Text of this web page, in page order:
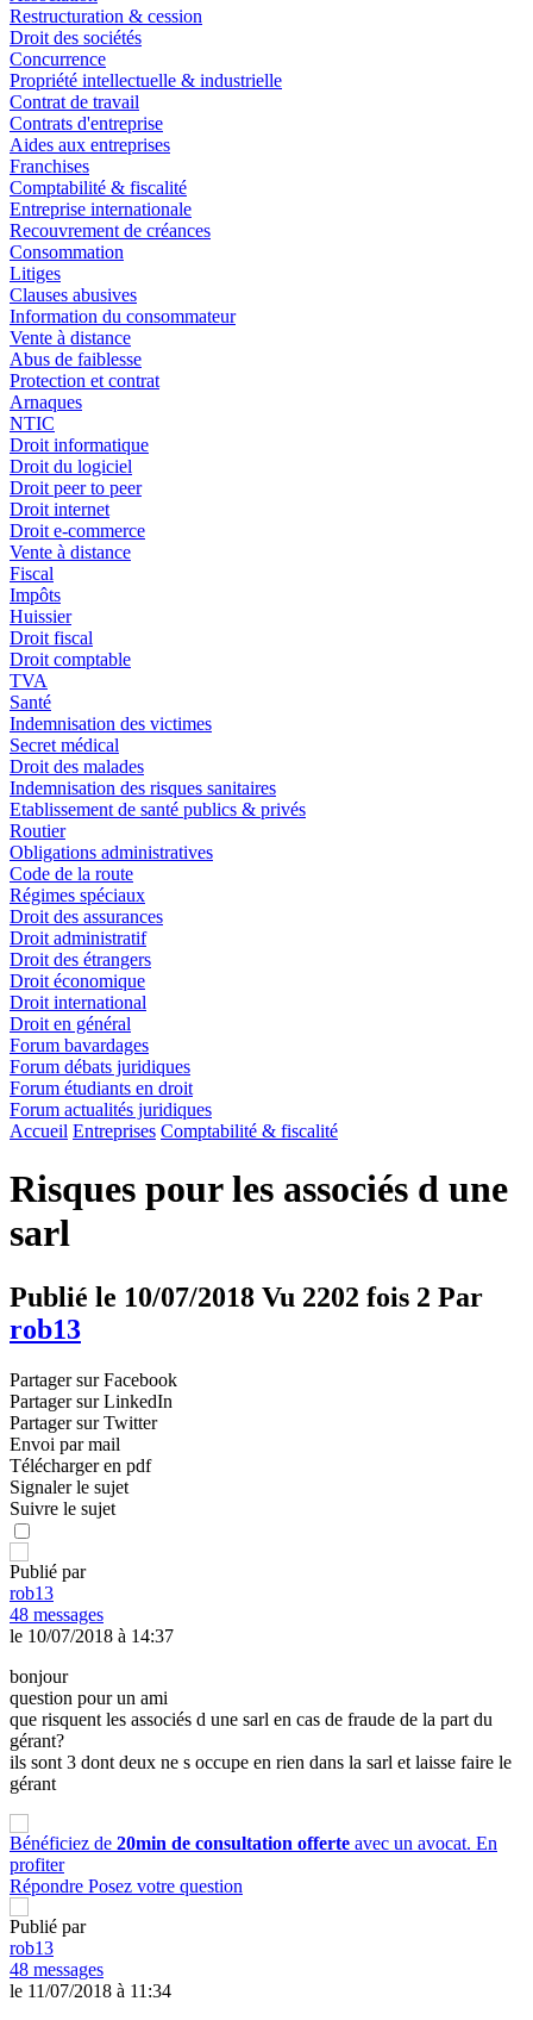
Restructuration & cession
Droit des sociétés
Concurrence
Propriété intellectuelle & industrielle
Contrat de travail
Contrats d'entreprise
Aides aux entreprises
Franchises
Comptabilité & fiscalité
Entreprise internationale
Recouvrement de créances
Consommation
Litiges
Clauses abusives
Information du consommateur
Vente à distance
Abus de faiblesse
Protection et contrat
Arnaques
NTIC
Droit informatique
Droit du logiciel
Droit peer to peer
Droit internet
Droit e-commerce
Vente à distance
Fiscal
Impôts
Huissier
Droit fiscal
Droit comptable
TVA
Santé
Indemnisation des victimes
Secret médical
Droit des malades
Indemnisation des risques sanitaires
Etablissement de santé publics & privés
Routier
Obligations administratives
Code de la route
Régimes spéciaux
Droit des assurances
Droit administratif
Droit des étrangers
Droit économique
Droit international
Droit en général
Forum bavardages
Forum débats juridiques
Forum étudiants en droit
Forum actualités juridiques
Accueil Entreprises Comptabilité & fiscalité
Risques pour les associés d une
sarl
Publié le 10/07/2018 Vu 2202 fois 2 Par
rob13
Partager sur Facebook
Partager sur LinkedIn
Partager sur Twitter
Envoi par mail
Télécharger en pdf
Signaler le sujet
Suivre le sujet
Publié par
rob13
48 messages
le 10/07/2018 à 14:37
bonjour
question pour un ami
que risquent les associés d une sarl en cas de fraude de la part du
gérant?
ils sont 3 dont deux ne s occupe en rien dans la sarl et laisse faire le
gérant
Bénéficiez de 20min de consultation offerte avec un avocat. En
profiter
Répondre Posez votre question
Publié par
rob13
48 messages
le 11/07/2018 à 11:34